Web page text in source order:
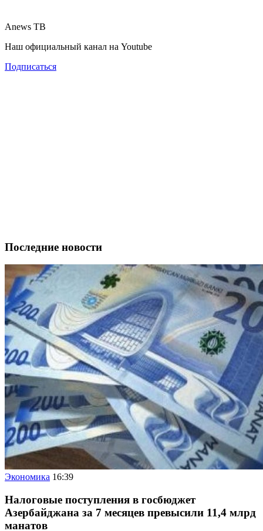
Anews ТВ
Наш официальный канал на Youtube
Подписаться
Последние новости
Экономика 16:39
Налоговые поступления в госбюджет
Азербайджана за 7 месяцев превысили 11,4 млрд
манатов